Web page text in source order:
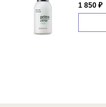
1 850 ₽